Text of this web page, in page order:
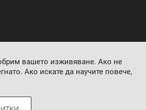
вашето изживяване. Ако не
Ако искате да научите повече,